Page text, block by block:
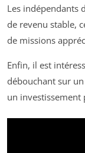
Les indépendants
de revenu stable,
de missions
Enfin, il est
débouchant sur
un